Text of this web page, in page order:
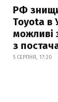
РФ
Toyota в
можливі
з
5 СЕРПНЯ, 17:20